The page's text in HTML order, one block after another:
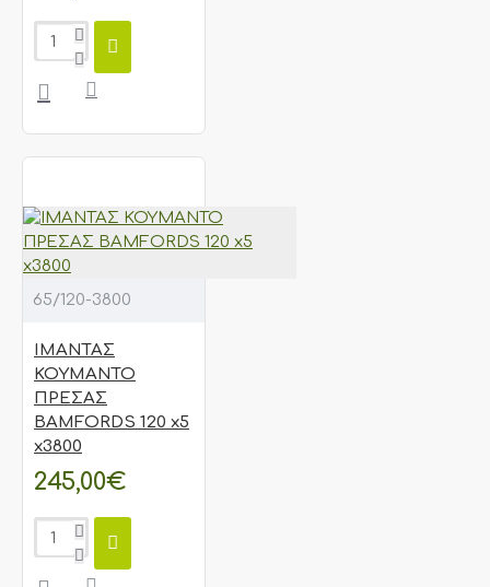
65/120-3800
ΙΜΑΝΤΑΣ
ΚΟΥΜΑΝΤΟ
ΠΡΕΣΑΣ
BAMFORDS 120 x5
x3800
245,00€